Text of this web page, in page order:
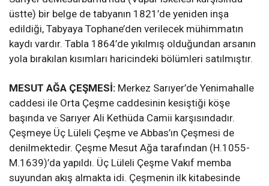
üstte) bir belge de tabyanın 1821’de yeniden inşa
edildiği, Tabyaya Tophane’den verilecek mühimmatın
kaydı vardır. Tabla 1864’de yıkılmış olduğundan arsanın
yola bırakılan kısımları haricindeki bölümleri satılmıştır.
MESUT AĞA ÇEŞMESİ: Merkez Sarıyer’de Yenimahalle
caddesi ile Orta Çeşme caddesinin kesiştiği köşe
başında ve Sarıyer Ali Kethüda Camii karşısındadır.
Çeşmeye Üç Lüleli Çeşme ve Abbas’ın Çeşmesi de
denilmektedir. Çeşme Mesut Ağa tarafından (H.1055-
M.1639)’da yapıldı. Üç Lüleli Çeşme Vakıf memba
suyundan akış almakta idi. Çeşmenin ilk kitabesinde